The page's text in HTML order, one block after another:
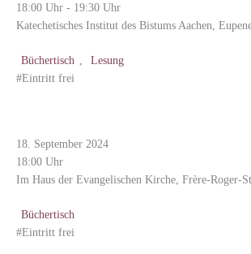
18:00 Uhr - 19:30 Uhr
Katechetisches Institut des Bistums Aachen,
Büchertisch
Lesung
#Eintritt frei
18. September 2024
18:00 Uhr
Im Haus der Evangelischen Kirche, Frère-Roger-
Büchertisch
#Eintritt frei